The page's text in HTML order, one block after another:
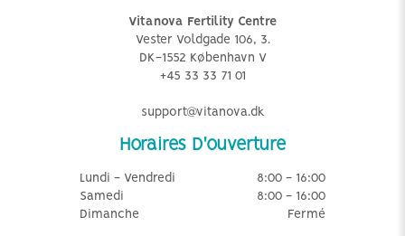
Vitanova Fertility Centre
Vester Voldgade 106, 3.
DK-1552 København V
+45 33 33 71 01
support@vitanova.dk
Horaires D'ouverture
Lundi - Vendredi
8:00 - 16:00
Samedi
8:00 - 16:00
Dimanche
Fermé